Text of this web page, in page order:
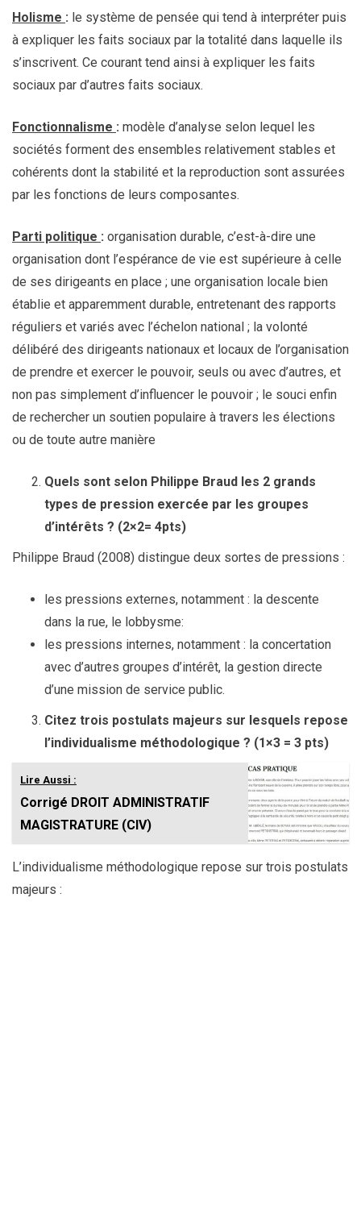
Holisme : le système de pensée qui tend à interpréter puis
à expliquer les faits sociaux par la totalité dans laquelle ils
s’inscrivent. Ce courant tend ainsi à expliquer les faits
sociaux par d’autres faits sociaux.
Fonctionnalisme : modèle d’analyse selon lequel les
sociétés forment des ensembles relativement stables et
cohérents dont la stabilité et la reproduction sont assurées
par les fonctions de leurs composantes.
Parti politique : organisation durable, c’est-à-dire une
organisation dont l’espérance de vie est supérieure à celle
de ses dirigeants en place ; une organisation locale bien
établie et apparemment durable, entretenant des rapports
réguliers et variés avec l’échelon national ; la volonté
délibéré des dirigeants nationaux et locaux de l’organisation
de prendre et exercer le pouvoir, seuls ou avec d’autres, et
non pas simplement d’influencer le pouvoir ; le souci enfin
de rechercher un soutien populaire à travers les élections
ou de toute autre manière
Quels sont selon Philippe Braud les 2 grands
types de pression exercée par les groupes
d’intérêts ? (2×2= 4pts)
Philippe Braud (2008) distingue deux sortes de pressions :
les pressions externes, notamment : la descente
dans la rue, le lobbysme:
les pressions internes, notamment : la concertation
avec d’autres groupes d’intérêt, la gestion directe
d’une mission de service public.
Citez trois postulats majeurs sur lesquels repose
l’individualisme méthodologique ? (1×3 = 3 pts)
Lire Aussi :
Corrigé DROIT ADMINISTRATIF
MAGISTRATURE (CIV)
L’individualisme méthodologique repose sur trois postulats
majeurs :